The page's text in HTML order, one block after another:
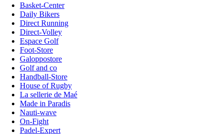
Basket-Center
Daily Bikers
Direct Running
Direct-Volley
Espace Golf
Foot-Store
Galoppostore
Golf and co
Handball-Store
House of Rugby
La sellerie de Maé
Made in Paradis
Nauti-wave
On-Fight
Padel-Expert